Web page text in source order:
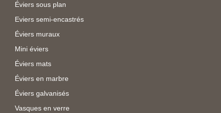
Éviers sous plan
Eviers semi-encastrés
Éviers muraux
Mini éviers
Éviers mats
Éviers en marbre
Éviers galvanisés
Vasques en verre